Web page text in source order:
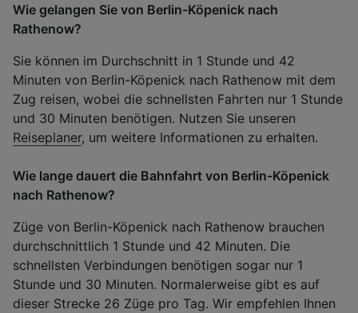
Wie gelangen Sie von Berlin-Köpenick nach
Rathenow?
Sie können im Durchschnitt in 1 Stunde und 42
Minuten von Berlin-Köpenick nach Rathenow mit dem
Zug reisen, wobei die schnellsten Fahrten nur 1 Stunde
und 30 Minuten benötigen. Nutzen Sie unseren
Reiseplaner, um weitere Informationen zu erhalten.
Wie lange dauert die Bahnfahrt von Berlin-Köpenick
nach Rathenow?
Züge von Berlin-Köpenick nach Rathenow brauchen
durchschnittlich 1 Stunde und 42 Minuten. Die
schnellsten Verbindungen benötigen sogar nur 1
Stunde und 30 Minuten. Normalerweise gibt es auf
dieser Strecke 26 Züge pro Tag. Wir empfehlen Ihnen